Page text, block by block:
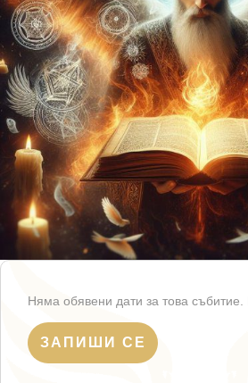
Няма обявени дати за това събитие.
ЗАПИШИ СЕ